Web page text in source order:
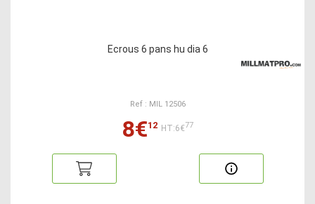
Ecrous 6 pans hu dia 6
Ref : MIL 12506
8€12 HT:6€77